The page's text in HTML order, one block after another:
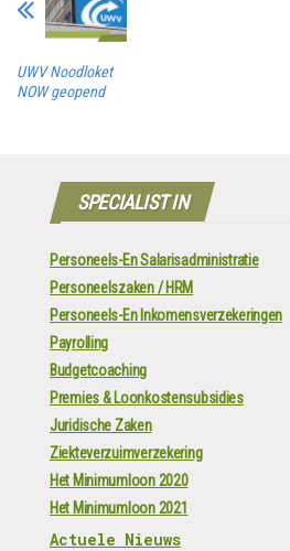
UWV Noodloket
NOW geopend
SPECIALIST IN
Personeels-En Salarisadministratie
Personeelszaken / HRM
Personeels-En Inkomensverzekeringen
Payrolling
Budgetcoaching
Premies & Loonkostensubsidies
Juridische Zaken
Ziekteverzuimverzekering
Het Minimumloon 2020
Het Minimumloon 2021
Actuele Nieuws